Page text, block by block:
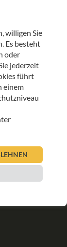
willigen Sie
Es besteht
oder
jederzeit
führt
einem